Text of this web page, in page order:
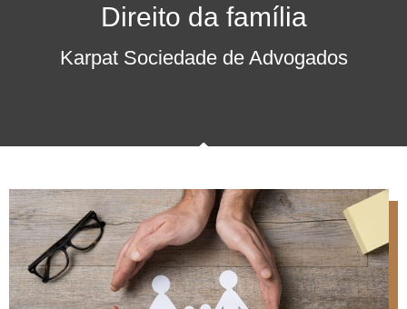
Direito da família
Karpat Sociedade de Advogados